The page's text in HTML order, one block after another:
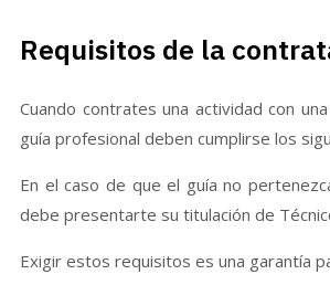
Requisitos de la
Cuando contrates una actividad con
guía profesional deben cumplirse los
En el caso de que el guía no
debe presentarte su titulación de
Exigir estos requisitos es una garantía